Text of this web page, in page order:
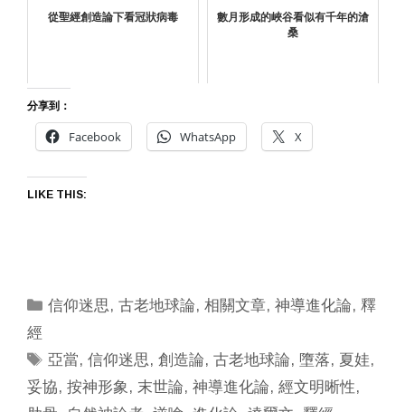
從聖經創造論下看冠狀病毒
數月形成的峽谷看似有千年的滄
桑
分享到：
Facebook WhatsApp X
LIKE THIS:
Categories
信仰迷思 ,古老地球論,相關文章,神導進化論,釋
經
Tags
亞當,信仰迷思 ,創造論,古老地球論, 墮落, 夏娃,
妥協, 按神形象 , 末世論, 神導進化論, 經文明晰性,